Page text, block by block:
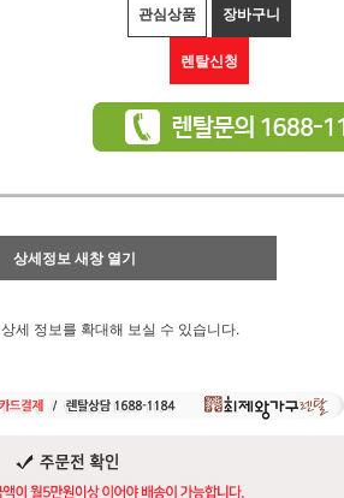
관심상품 장바구니
렌탈신청
상세정보 새창 열기
상세 정보를 확대해 보실 수 있습니다.